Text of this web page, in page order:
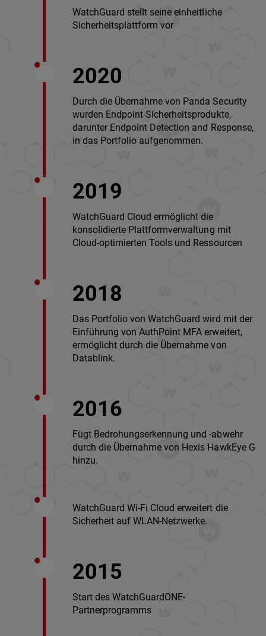
WatchGuard stellt seine einheitliche
Sicherheitsplattform vor
2020
Durch die Übernahme von Panda Security
wurden Endpoint-Sicherheitsprodukte,
darunter Endpoint Detection and Response,
in das Portfolio aufgenommen.
2019
WatchGuard Cloud ermöglicht die
konsolidierte Plattformverwaltung mit
Cloud-optimierten Tools und Ressourcen
2018
Das Portfolio von WatchGuard wird mit der
Einführung von AuthPoint MFA erweitert,
ermöglicht durch die Übernahme von
Datablink.
2016
Fügt Bedrohungserkennung und -abwehr
durch die Übernahme von Hexis HawkEye G
hinzu.
WatchGuard Wi-Fi Cloud erweitert die
Sicherheit auf WLAN-Netzwerke.
2015
Start des WatchGuardONE-
Partnerprogramms